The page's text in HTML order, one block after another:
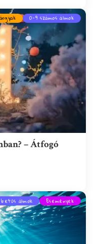
0-9 számos álmok
– Átfogó
álmok Események